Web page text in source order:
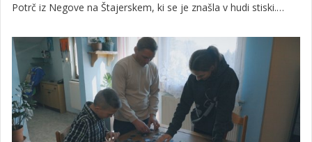
Potrč iz Negove na Štajerskem, ki se je znašla v hudi stiski.
Andrejo in 13-letnega Nika. Zaradi finančnih težav družina nikoli
ni uspela dokončati hiše, kar je pomenilo, da so živeli brez
osnovnih bivalnih pogojev.